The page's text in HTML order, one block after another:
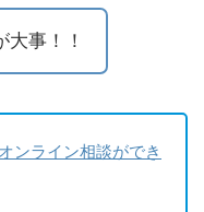
事！！
ンライン相談ができ